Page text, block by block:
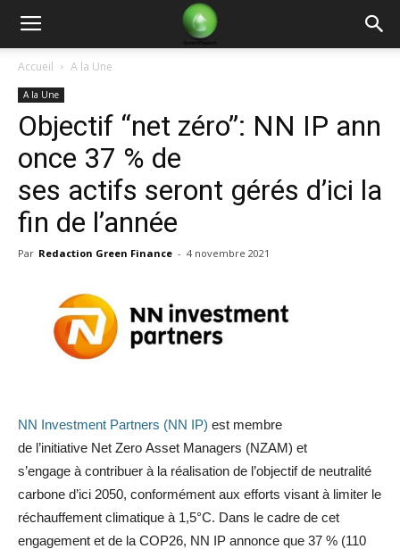
Green
Finance
Accueil A la Une
A la Une
Objectif “net zéro”: NN IP ann
once 37 % de
ses actifs seront gérés d’ici la
fin de l’année
Par Redaction Green Finance - 4 novembre 2021
NN Investment Partners (NN IP) est membre
de l’initiative Net Zero Asset Managers (NZAM) et
s’engage à contribuer à la réalisation de l’objectif de neutralité
carbone d’ici 2050, conformément aux efforts visant à limiter le
réchauffement climatique à 1,5°C. Dans le cadre de cet
engagement et de la COP26, NN IP annonce que 37 % (110